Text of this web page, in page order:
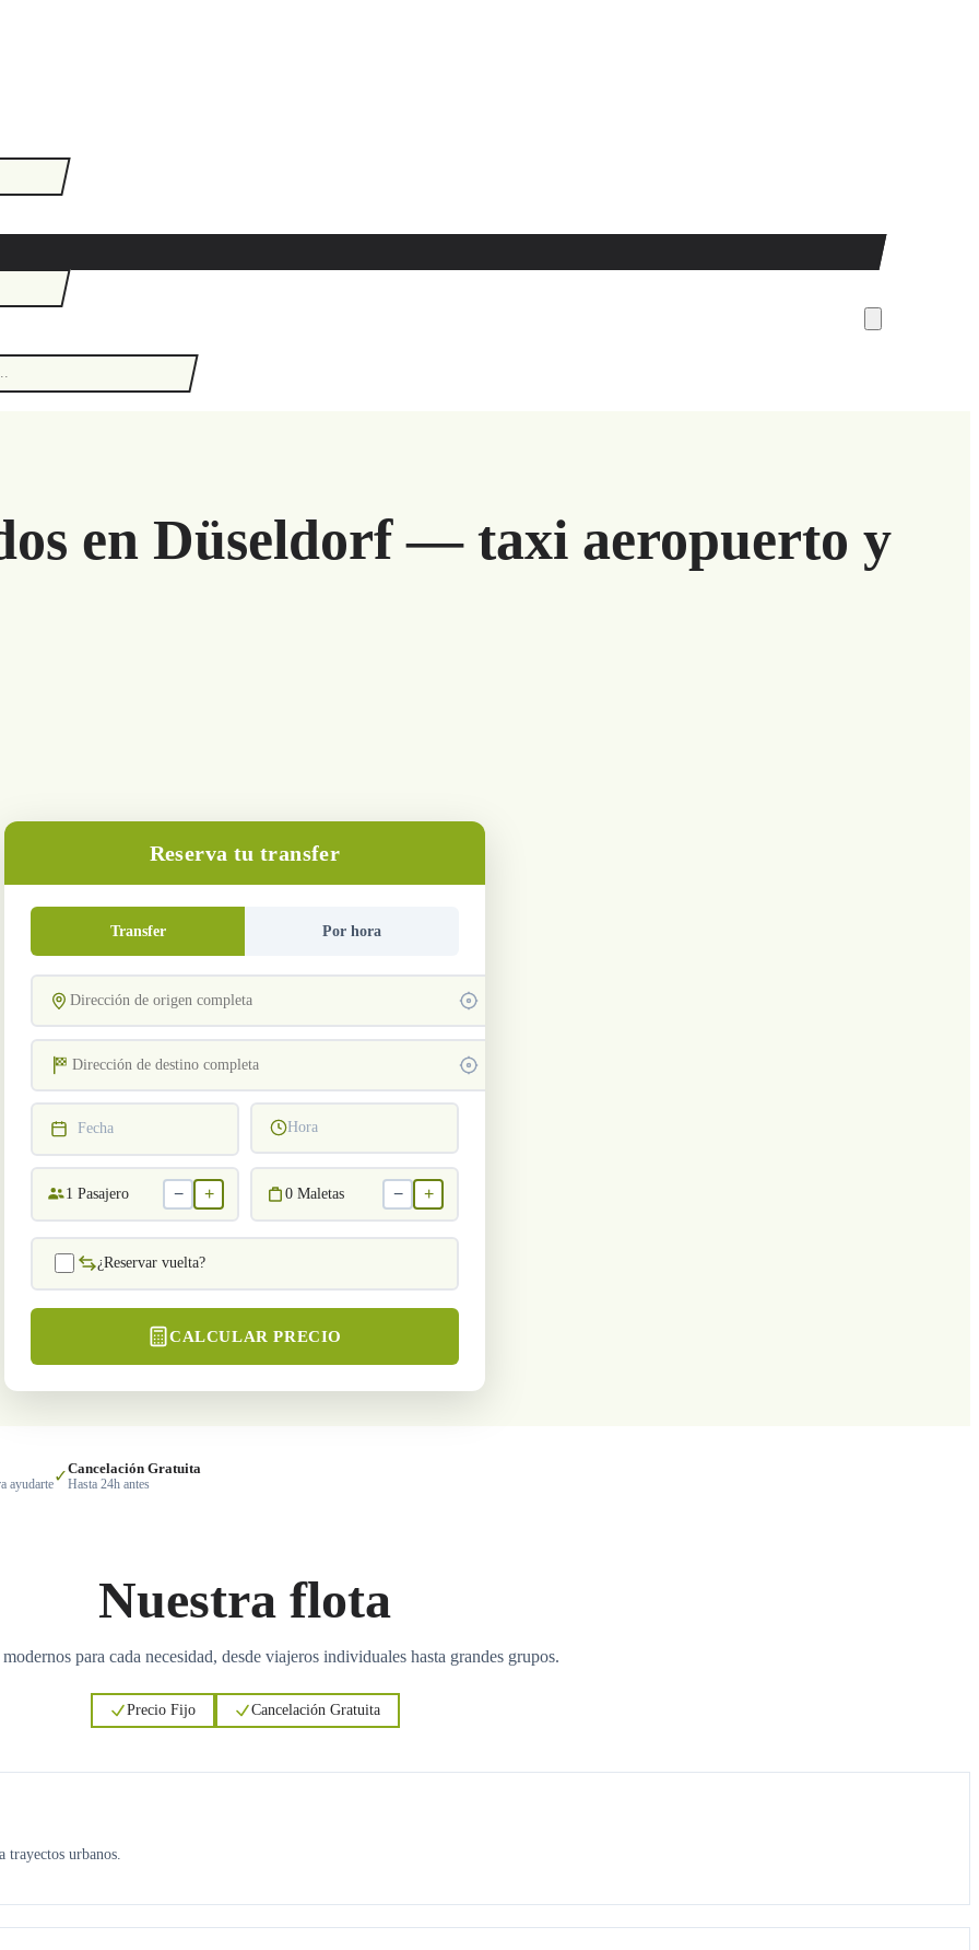
en Düseldorf — taxi aeropuerto y
Reserva tu transfer
Transfer Por hora
Fecha Hora
1 Pasajero − + 0 Maletas − +
¿Reservar vuelta?
CALCULAR PRECIO
ayudarte✓Cancelación Gratuita
Hasta 24h antes
Nuestra flota
para cada necesidad, desde viajeros individuales hasta grandes grupos.
Precio Fijo Cancelación Gratuita
urbanos.